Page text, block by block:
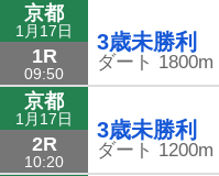
京都
1月17日
1R
09:50
3歳未勝利
ダート 1800m
京都
1月17日
2R
10:20
3歳未勝利
ダート 1200m